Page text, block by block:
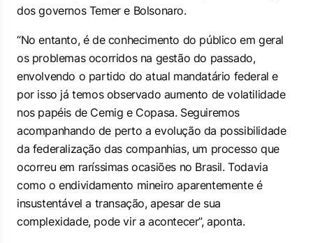
dos governos Temer e Bolsonaro.
“No entanto, é de conhecimento do público em geral
os problemas ocorridos na gestão do passado,
envolvendo o partido do atual mandatário federal e
por isso já temos observado aumento de volatilidade
nos papéis de Cemig e Copasa. Seguiremos
acompanhando de perto a evolução da possibilidade
da federalização das companhias, um processo que
ocorreu em raríssimas ocasiões no Brasil. Todavia
como o endividamento mineiro aparentemente é
insustentável a transação, apesar de sua
complexidade, pode vir a acontecer”, aponta.